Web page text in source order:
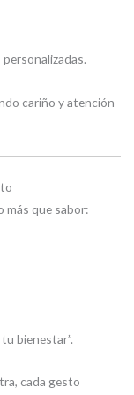
cariño y atención
más que sabor:
bienestar”.
cada gesto